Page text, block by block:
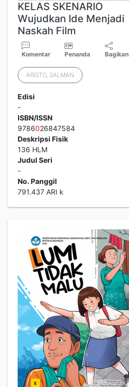
KELAS SKENARIO
Wujudkan Ide Menjadi
Naskah Film
Komentar Penanda Bagikan
ARISTO, SALMAN
Edisi
-
ISBN/ISSN
9786026847584
Deskripsi Fisik
136 HLM
Judul Seri
-
No. Panggil
791.437 ARI k